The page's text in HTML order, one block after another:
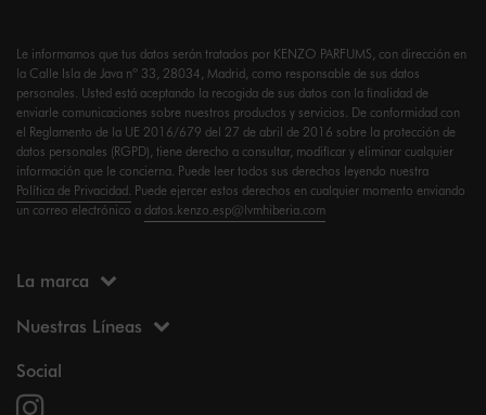
Le informamos que tus datos serán tratados por KENZO PARFUMS, con dirección en
la Calle Isla de Java nº 33, 28034, Madrid, como responsable de sus datos
personales. Usted está aceptando la recogida de sus datos con la finalidad de
enviarle comunicaciones sobre nuestros productos y servicios. De conformidad con
el Reglamento de la UE 2016/679 del 27 de abril de 2016 sobre la protección de
datos personales (RGPD), tiene derecho a consultar, modificar y eliminar cualquier
información que le concierna. Puede leer todos sus derechos leyendo nuestra
Política de Privacidad. Puede ejercer estos derechos en cualquier momento enviando
un correo electrónico adatos.kenzo.esp@lvmhiberia.com
La marca
Nuestras Líneas
Social